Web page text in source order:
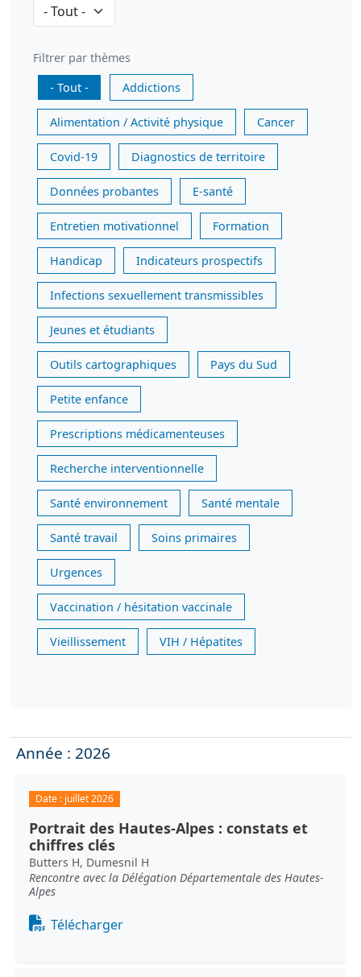
Filtrer par thèmes
- Tout -
Addictions
Alimentation / Activité physique Cancer
Covid-19 Diagnostics de territoire
Données probantes E-santé
Entretien motivationnel Formation
Handicap Indicateurs prospectifs
Infections sexuellement transmissibles
Jeunes et étudiants
Outils cartographiques Pays du Sud
Petite enfance
Prescriptions médicamenteuses
Recherche interventionnelle
Santé environnement Santé mentale
Santé travail Soins primaires
Urgences
Vaccination / hésitation vaccinale
Vieillissement VIH / Hépatites
Année : 2026
Date : juillet 2026
Portrait des Hautes-Alpes : constats et
chiffres clés
Butters H, Dumesnil H
Rencontre avec la Délégation Départementale des Hautes-
Alpes
Document
Télécharger